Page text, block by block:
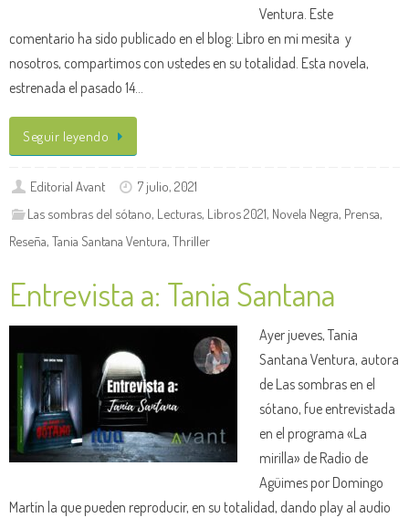
Ventura. Este
comentario ha sido publicado en el blog: Libro en mi mesita y
nosotros, compartimos con ustedes en su totalidad. Esta novela,
estrenada el pasado 14…
Seguir leyendo
Editorial Avant
7 julio, 2021
Las sombras del sótano, Lecturas, Libros 2021, Novela Negra, Prensa,
Reseña, Tania Santana Ventura, Thriller
Entrevista a: Tania Santana
Ayer jueves, Tania
Santana Ventura, autora
de Las sombras en el
sótano, fue entrevistada
en el programa «La
mirilla» de Radio de
Agüimes por Domingo
Martín la que pueden reproducir, en su totalidad, dando play al audio